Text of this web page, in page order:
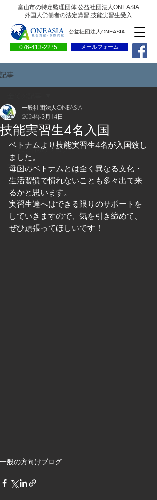
富山市の特定監理団体 公益社団法人ONEASIA
外国人労働者の法定講習,技能実習生受入
076-413-2275
公益社団法人ONEASIA
メールフォーム
記事
全ての記事
会員専用ページ
一般の方向けブログ
求人情報
求職情報
プレリリース
技能実習生4名入国
一般社団法人ONEASIA
2024年3月14日
ベトナムより技能実習生4名が入国致し
ました。
母国のベトナムとは全く異なる文化・
生活習慣で慣れないことも多々出て来
るかと思います。
実習生達へはできる限りのサポートを
していきますので、気を引き締めて、
ぜひ頑張ってほしいです！
一般の方向けブログ